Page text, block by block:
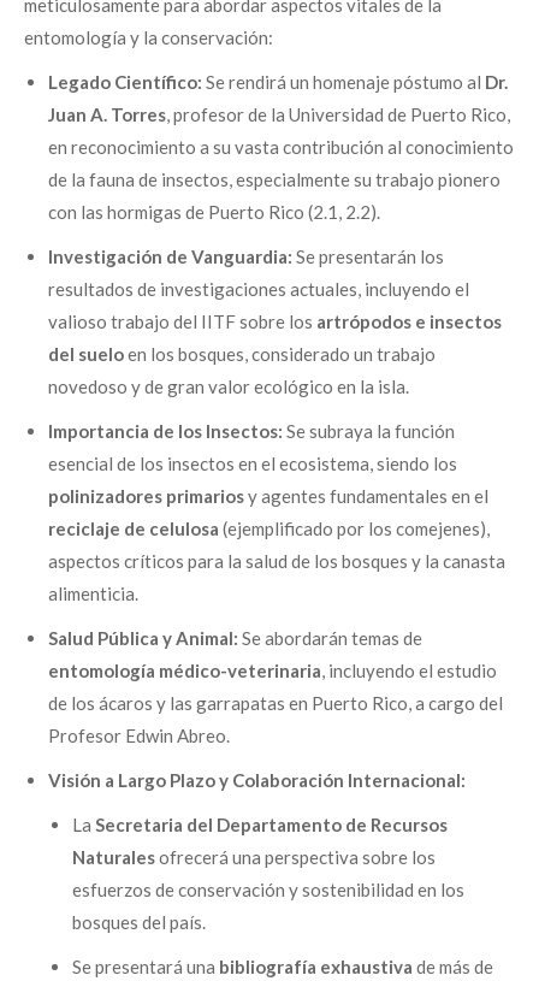
meticulosamente para abordar aspectos vitales de la
entomología y la conservación:
Legado Científico: Se rendirá un homenaje póstumo al Dr.
Juan A. Torres, profesor de la Universidad de Puerto Rico,
en reconocimiento a su vasta contribución al conocimiento
de la fauna de insectos, especialmente su trabajo pionero
con las hormigas de Puerto Rico (2.1, 2.2).
Investigación de Vanguardia: Se presentarán los
resultados de investigaciones actuales, incluyendo el
valioso trabajo del IITF sobre los artrópodos e insectos
del sueloen los bosques, considerado un trabajo
novedoso y de gran valor ecológico en la isla.
Importancia de los Insectos: Se subraya la función
esencial de los insectos en el ecosistema, siendo los
polinizadores primariosy agentes fundamentales en el
reciclaje de celulosa (ejemplificado por los comejenes),
aspectos críticos para la salud de los bosques y la canasta
alimenticia.
Salud Pública y Animal: Se abordarán temas de
entomología médico-veterinaria, incluyendo el estudio
de los ácaros y las garrapatas en Puerto Rico, a cargo del
Profesor Edwin Abreo.
Visión a Largo Plazo y Colaboración Internacional:
La Secretaria del Departamento de Recursos
Naturalesofrecerá una perspectiva sobre los
esfuerzos de conservación y sostenibilidad en los
bosques del país.
Se presentará una bibliografía exhaustiva de más de